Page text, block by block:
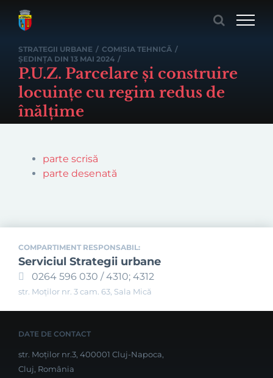
STRATEGII URBANE / COMISIA TEHNICĂ /
ȘEDINȚA DIN 13 MAI 2024 /
P.U.Z. Parcelare și construire
locuințe cu regim redus de
înălțime
parte scrisă
parte desenată
COMPARTIMENT RESPONSABIL:
Serviciul Strategii urbane
0264 596 030 / 4310; 4312
str. Moților nr. 3 cam. 63, Sala Mică
DATE DE CONTACT
str. Moților nr.3, 400001 Cluj-Napoca,
Cluj, România